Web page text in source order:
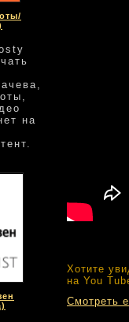
на
Хотите
на You
Смотреть